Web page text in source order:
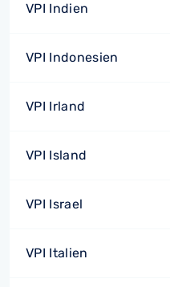
VPI Indien
VPI Indonesien
VPI Irland
VPI Island
VPI Israel
VPI Italien